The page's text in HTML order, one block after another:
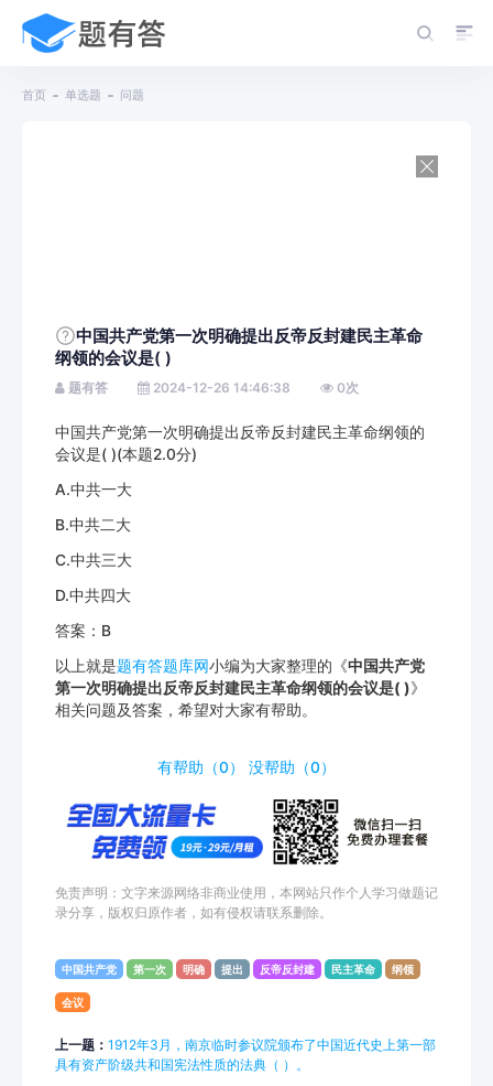
首页 单选题 问题
中国共产党第一次明确提出反帝反封建民主革命
纲领的会议是( )
题有答 2024-12-26 14:46:38 0次
中国共产党第一次明确提出反帝反封建民主革命纲领的
会议是( )(本题2.0分)
A.中共一大
B.中共二大
C.中共三大
D.中共四大
答案：B
以上就是题有答题库网小编为大家整理的《中国共产党
第一次明确提出反帝反封建民主革命纲领的会议是( )》
相关问题及答案，希望对大家有帮助。
有帮助（0） 没帮助（0）
免责声明：文字来源网络非商业使用，本网站只作个人学习做题记
录分享，版权归原作者，如有侵权请联系删除。
中国共产党 第一次 明确 提出 反帝反封建 民主革命 纲领
会议
上一题： 1912年3月，南京临时参议院颁布了中国近代史上第一部
具有资产阶级共和国宪法性质的法典（ ）。